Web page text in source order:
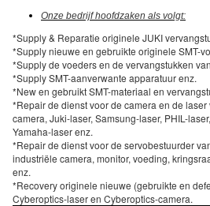
Onze bedrijf hoofdzaken als volgt:
*Supply & Reparatie originele JUKI
*Supply nieuwe en gebruikte originele SMT-
*Supply de voeders en de vervangstukken
*Supply SMT-aanverwante apparatuur enz.
*New en gebruikt SMT-materiaal en
*Repair de dienst voor de camera en de laser
camera, Juki-laser, Samsung-laser, PHIL-
Yamaha-laser enz.
*Repair de dienst voor de servobestuurder
industriële camera, monitor, voeding,
enz.
*Recovery originele nieuwe (gebruikte en
Cyberoptics-laser en Cyberoptics-camera.